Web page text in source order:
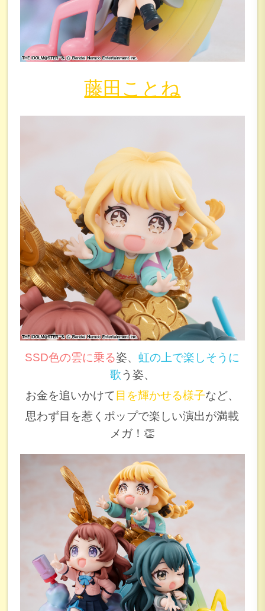
藤田ことね
SSD色の雲に乗る姿、虹の上で楽しそうに
歌う 姿、
お金を追いかけて 目を輝かせる様子など、
思わず目を惹くポップで楽しい演出が満載
メガ！👏